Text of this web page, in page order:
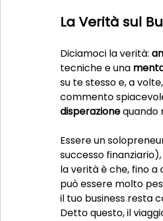
La Verità sul
Diciamoci la verità:
tecniche e una
su te stesso e, a
commento
disperazione quando
Essere un
successo
la verità è che, fino a
può essere molto
il tuo business resta
Detto questo, il